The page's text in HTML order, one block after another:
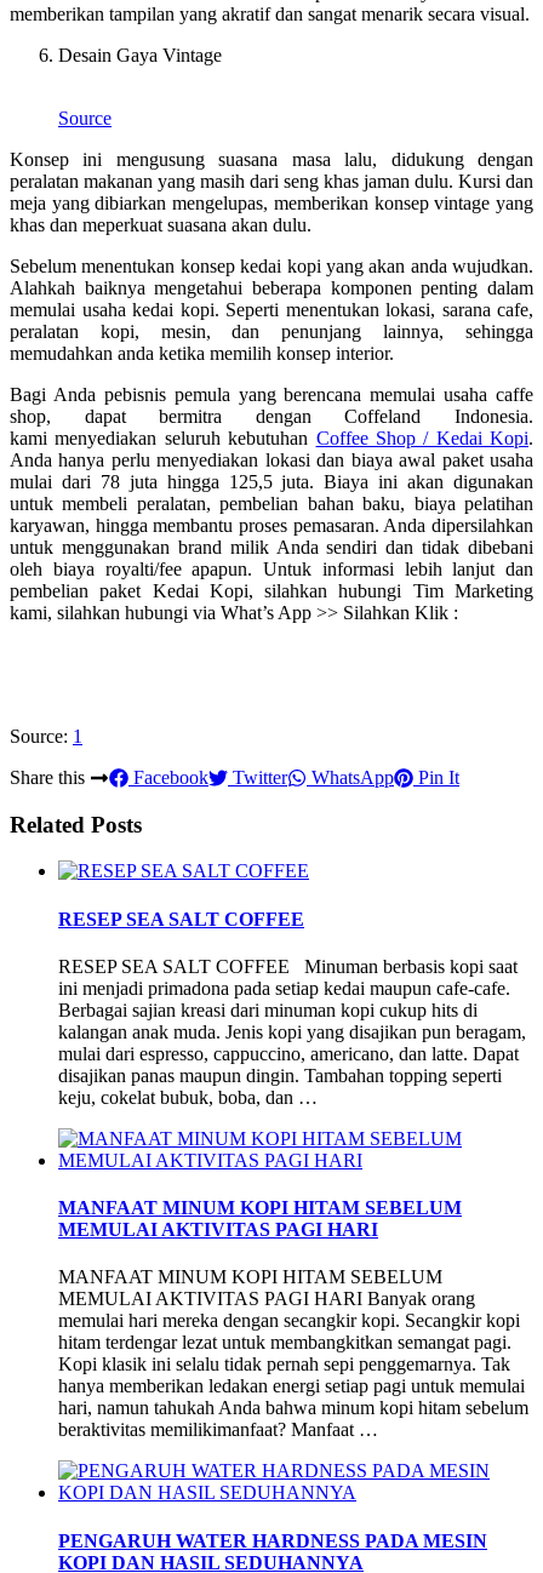
memberikan tampilan yang akratif dan sangat menarik secara visual.
Desain Gaya Vintage
Source
Konsep ini mengusung suasana masa lalu, didukung dengan
peralatan makanan yang masih dari seng khas jaman dulu. Kursi dan
meja yang dibiarkan mengelupas, memberikan konsep vintage yang
khas dan meperkuat suasana akan dulu.
Sebelum menentukan konsep kedai kopi yang akan anda wujudkan.
Alahkah baiknya mengetahui beberapa komponen penting dalam
memulai usaha kedai kopi. Seperti menentukan lokasi, sarana cafe,
peralatan kopi, mesin, dan penunjang lainnya, sehingga
memudahkan anda ketika memilih konsep interior.
Bagi Anda pebisnis pemula yang berencana memulai usaha caffe
shop, dapat bermitra dengan Coffeland Indonesia.
kami menyediakan seluruh kebutuhan Coffee Shop / Kedai Kopi.
Anda hanya perlu menyediakan lokasi dan biaya awal paket usaha
mulai dari 78 juta hingga 125,5 juta. Biaya ini akan digunakan
untuk membeli peralatan, pembelian bahan baku, biaya pelatihan
karyawan, hingga membantu proses pemasaran. Anda dipersilahkan
untuk menggunakan brand milik Anda sendiri dan tidak dibebani
oleh biaya royalti/fee apapun. Untuk informasi lebih lanjut dan
pembelian paket Kedai Kopi, silahkan hubungi Tim Marketing
kami, silahkan hubungi via What’s App >> Silahkan Klik :
Source: 1
Share this
Facebook Twitter WhatsApp Pin It
Related Posts
RESEP SEA SALT COFFEE
RESEP SEA SALT COFFEE Minuman berbasis kopi saat
ini menjadi primadona pada setiap kedai maupun cafe-cafe.
Berbagai sajian kreasi dari minuman kopi cukup hits di
kalangan anak muda. Jenis kopi yang disajikan pun beragam,
mulai dari espresso, cappuccino, americano, dan latte. Dapat
disajikan panas maupun dingin. Tambahan topping seperti
keju, cokelat bubuk, boba, dan …
MANFAAT MINUM KOPI HITAM SEBELUM
MEMULAI AKTIVITAS PAGI HARI
MANFAAT MINUM KOPI HITAM SEBELUM
MEMULAI AKTIVITAS PAGI HARI Banyak orang
memulai hari mereka dengan secangkir kopi. Secangkir kopi
hitam terdengar lezat untuk membangkitkan semangat pagi.
Kopi klasik ini selalu tidak pernah sepi penggemarnya. Tak
hanya memberikan ledakan energi setiap pagi untuk memulai
hari, namun tahukah Anda bahwa minum kopi hitam sebelum
beraktivitas memilikimanfaat? Manfaat …
PENGARUH WATER HARDNESS PADA MESIN
KOPI DAN HASIL SEDUHANNYA